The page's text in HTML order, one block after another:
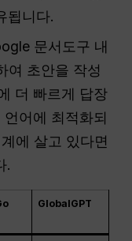
됩니다.
문서도구 내
여 초안을 작성
더 빠르게 답장
어에 최적화되
에 살고 있다면
.
GlobalGPT